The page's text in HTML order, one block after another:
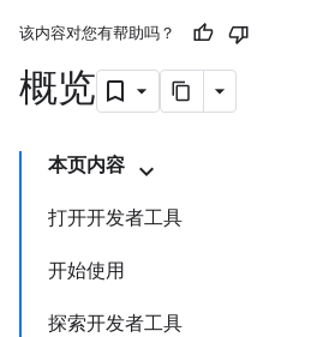
该内容对您有帮助吗？
概览
本页内容
打开开发者工具
开始使用
探索开发者工具